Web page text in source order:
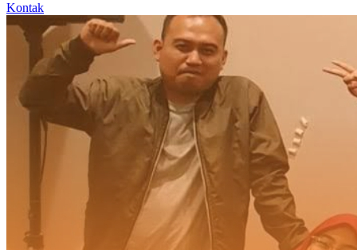
Kontak